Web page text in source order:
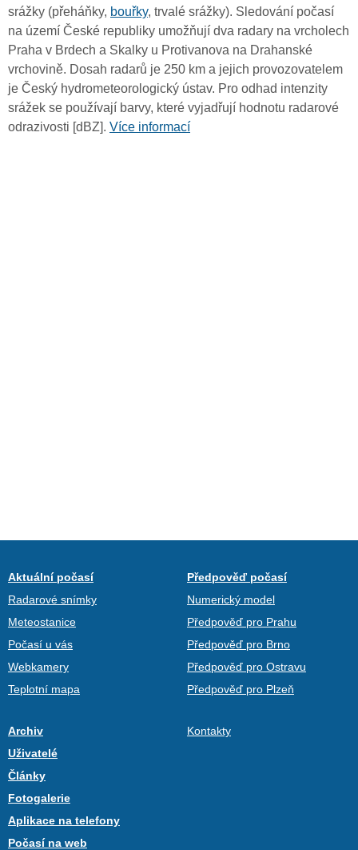
srážky (přeháňky, bouřky, trvalé srážky). Sledování počasí
na území České republiky umožňují dva radary na vrcholech
Praha v Brdech a Skalky u Protivanova na Drahanské
vrchovině. Dosah radarů je 250 km a jejich provozovatelem
je Český hydrometeorologický ústav. Pro odhad intenzity
srážek se používají barvy, které vyjadřují hodnotu radarové
odrazivosti [dBZ]. Více informací
Aktuální počasí
Radarové snímky
Meteostanice
Počasí u vás
Webkamery
Teplotní mapa
Předpověď počasí
Numerický model
Předpověď pro Prahu
Předpověď pro Brno
Předpověď pro Ostravu
Předpověď pro Plzeň
Archiv
Uživatelé
Články
Fotogalerie
Aplikace na telefony
Počasí na web
Kontakty